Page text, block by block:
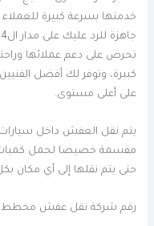
خدمتها بسرعة كبيرة للعملاء
تحرص على دعم عملائها
كبيرة، وتوفر لك أفضل
على أعلى مستوى.
يتم نقل العفش داخل
مقسمة خصيصا لحمل كميات
حتى يتم نقلها إلى أي مكان
رقم شركة نقل عفش مخطط 6 بجازان